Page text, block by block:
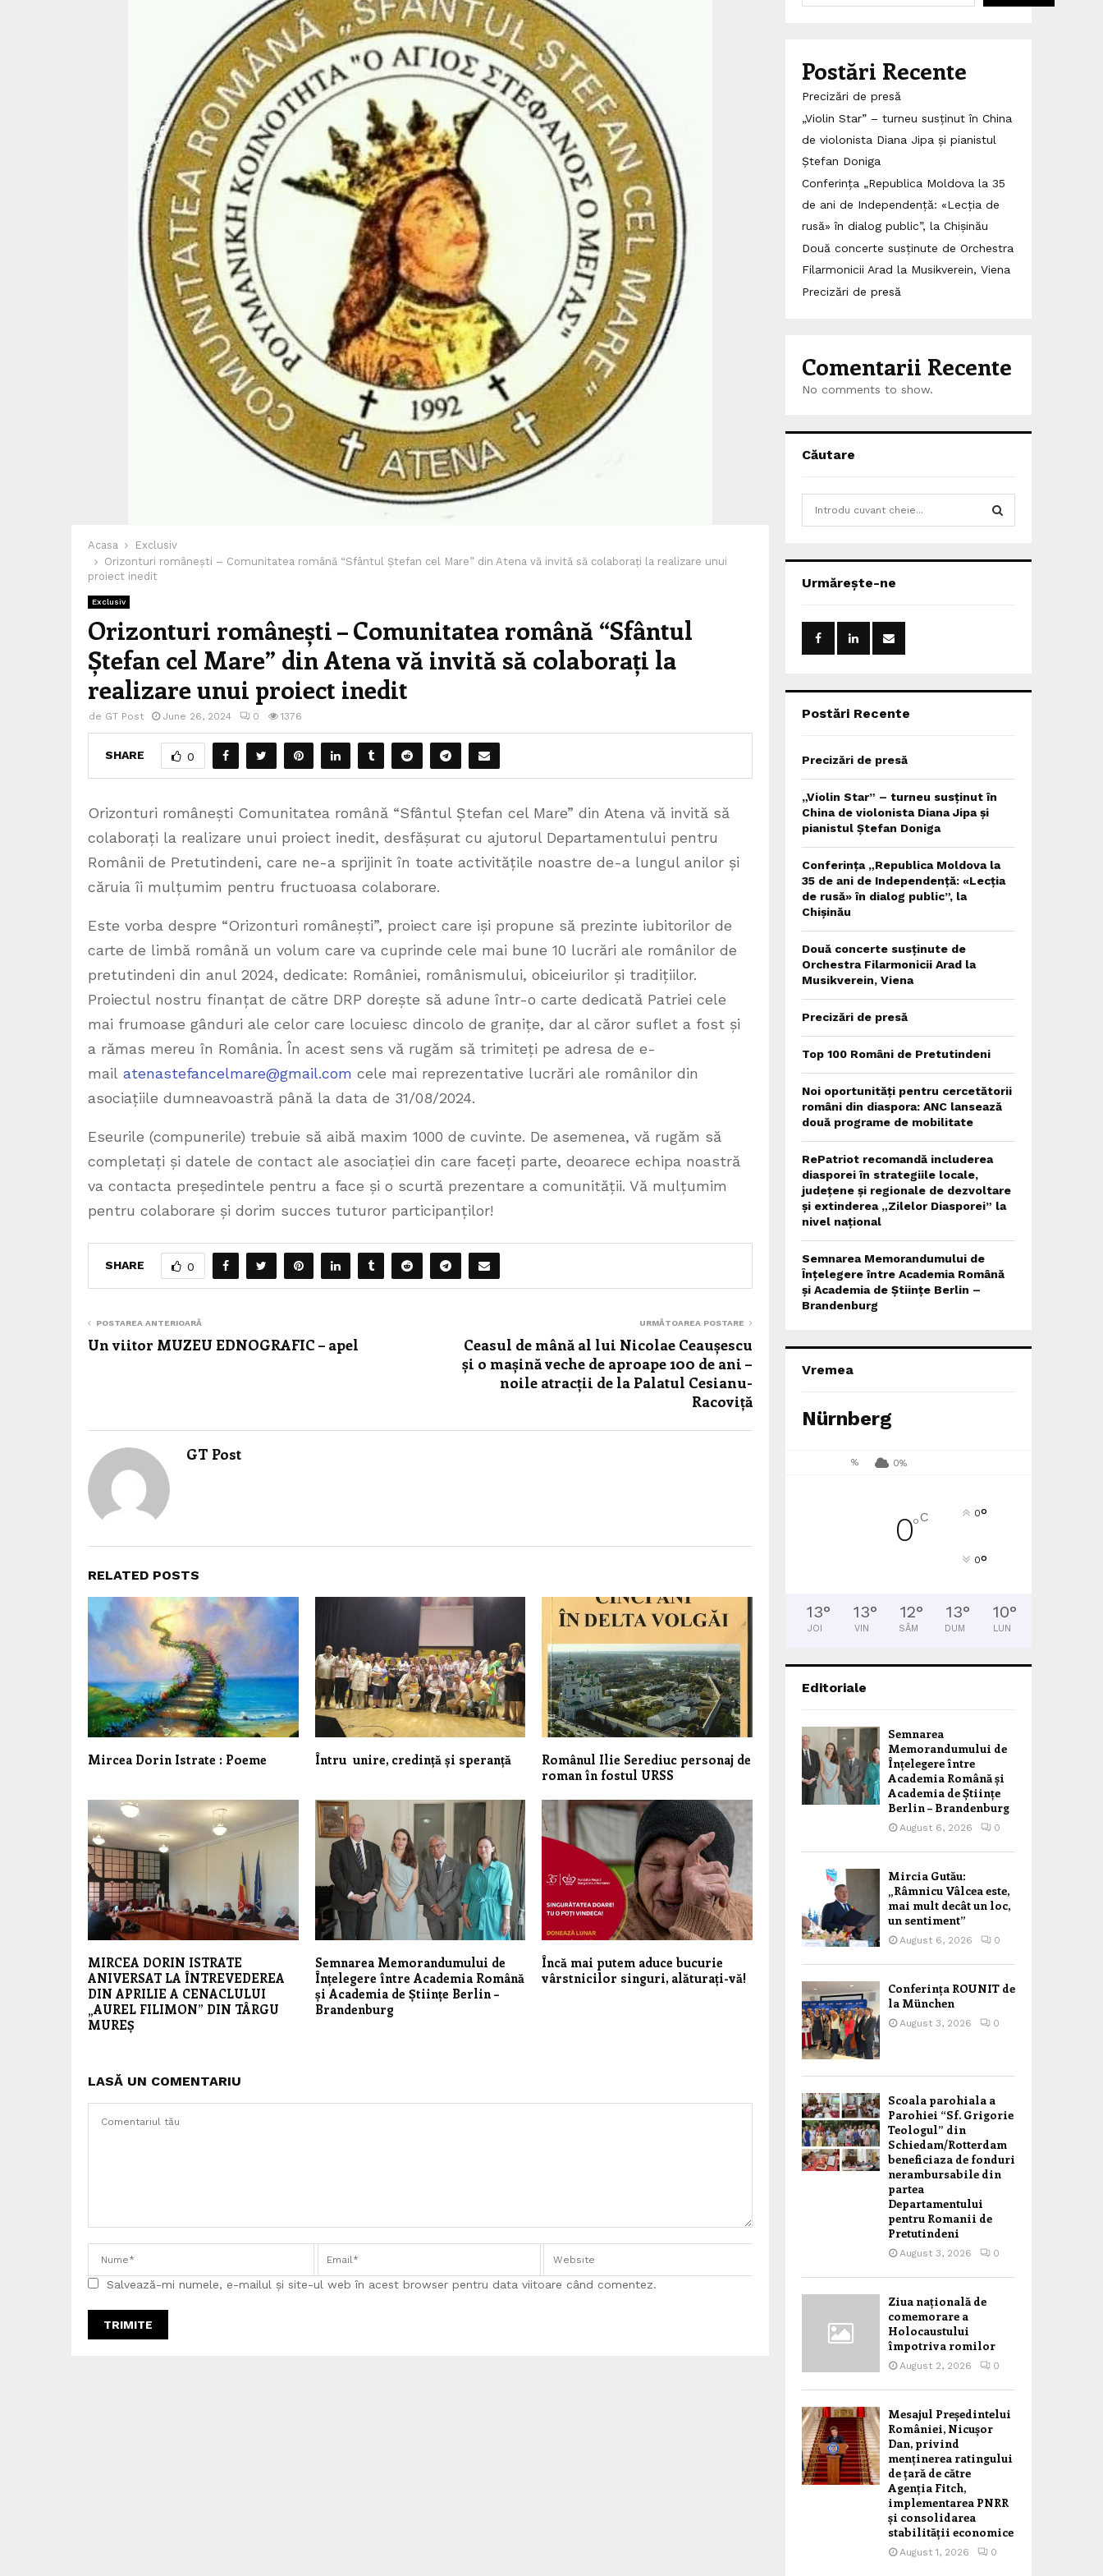
Acasa
Exclusiv
Orizonturi românești – Comunitatea română “Sfântul Ștefan cel Mare” din Atena vă invită să colaborați la realizare unui
proiect inedit
Exclusiv
Orizonturi românești – Comunitatea română “Sfântul
Ștefan cel Mare” din Atena vă invită să colaborați la
realizare unui proiect inedit
de GT Post June 26, 2024 0 1376
SHARE 0
Orizonturi românești Comunitatea română “Sfântul Ștefan cel Mare” din Atena vă invită să
colaborați la realizare unui proiect inedit, desfășurat cu ajutorul Departamentului pentru
Românii de Pretutindeni, care ne-a sprijinit în toate activitățile noastre de-a lungul anilor și
căruia îi mulțumim pentru fructuoasa colaborare.
Este vorba despre “Orizonturi românești”, proiect care iși propune să prezinte iubitorilor de
carte de limbă română un volum care va cuprinde cele mai bune 10 lucrări ale românilor de
pretutindeni din anul 2024, dedicate: României, românismului, obiceiurilor și tradițiilor.
Proiectul nostru finanțat de către DRP dorește să adune într-o carte dedicată Patriei cele
mai frumoase gânduri ale celor care locuiesc dincolo de granițe, dar al căror suflet a fost și
a rămas mereu în România. În acest sens vă rugăm să trimiteți pe adresa de e-
mail atenastefancelmare@gmail.com cele mai reprezentative lucrări ale românilor din
asociațiile dumneavoastră până la data de 31/08/2024.
Eseurile (compunerile) trebuie să aibă maxim 1000 de cuvinte. De asemenea, vă rugăm să
completați și datele de contact ale asociației din care faceți parte, deoarece echipa noastră
va contacta președintele pentru a face și o scurtă prezentare a comunității. Vă mulțumim
pentru colaborare și dorim succes tuturor participanților!
SHARE 0
POSTAREA ANTERIOARĂ
Un viitor MUZEU EDNOGRAFIC – apel
URMĂTOAREA POSTARE
Ceasul de mână al lui Nicolae Ceaușescu
și o mașină veche de aproape 100 de ani –
noile atracții de la Palatul Cesianu-
Racoviță
GT Post
RELATED POSTS
Mircea Dorin Istrate : Poeme Întru unire, credință și speranță
Românul Ilie Serediuc personaj de
roman în fostul URSS
MIRCEA DORIN ISTRATE
ANIVERSAT LA ÎNTREVEDEREA
DIN APRILIE A CENACLULUI
„AUREL FILIMON” DIN TÂRGU
MUREȘ
Semnarea Memorandumului de
Înțelegere între Academia Română
și Academia de Științe Berlin –
Brandenburg
Încă mai putem aduce bucurie
vârstnicilor singuri, alăturați-vă!
LASĂ UN COMENTARIU
Salvează-mi numele, e-mailul și site-ul web în acest browser pentru data viitoare când comentez.
Postări Recente
Precizări de presă
„Violin Star” – turneu susținut în China
de violonista Diana Jipa și pianistul
Ștefan Doniga
Conferința „Republica Moldova la 35
de ani de Independență: «Lecția de
rusă» în dialog public”, la Chișinău
Două concerte susținute de Orchestra
Filarmonicii Arad la Musikverein, Viena
Precizări de presă
Comentarii Recente
No comments to show.
Căutare
h
o
:
Urmărește-ne
Postări Recente
Precizări de presă
„Violin Star” – turneu susținut în
China de violonista Diana Jipa și
pianistul Ștefan Doniga
Conferința „Republica Moldova la
35 de ani de Independență: «Lecția
de rusă» în dialog public”, la
Chișinău
Două concerte susținute de
Orchestra Filarmonicii Arad la
Musikverein, Viena
Precizări de presă
Top 100 Români de Pretutindeni
Noi oportunități pentru cercetătorii
români din diaspora: ANC lansează
două programe de mobilitate
RePatriot recomandă includerea
diasporei în strategiile locale,
județene și regionale de dezvoltare
și extinderea „Zilelor Diasporei” la
nivel național
Semnarea Memorandumului de
Înțelegere între Academia Română
și Academia de Științe Berlin –
Brandenburg
Vremea
Nürnberg
% 0%
0°C 0°
0°
13°
JOI
13°
VIN
12°
SÂM
13°
DUM
10°
LUN
Editoriale
Semnarea
Memorandumului de
Înțelegere între
Academia Română și
Academia de Științe
Berlin – Brandenburg
August 6, 2026 0
Mircia Gutău:
„Râmnicu Vâlcea este,
mai mult decât un loc,
un sentiment”
August 6, 2026 0
Conferința ROUNIT de
la München
August 3, 2026 0
Scoala parohiala a
Parohiei “Sf. Grigorie
Teologul” din
Schiedam/Rotterdam
beneficiaza de fonduri
nerambursabile din
partea
Departamentului
pentru Romanii de
Pretutindeni
August 3, 2026 0
Ziua națională de
comemorare a
Holocaustului
împotriva romilor
August 2, 2026 0
Mesajul Președintelui
României, Nicușor
Dan, privind
menținerea ratingului
de țară de către
Agenția Fitch,
implementarea PNRR
și consolidarea
stabilității economice
August 1, 2026 0